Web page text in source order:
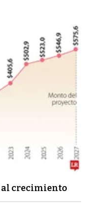
al crecimiento